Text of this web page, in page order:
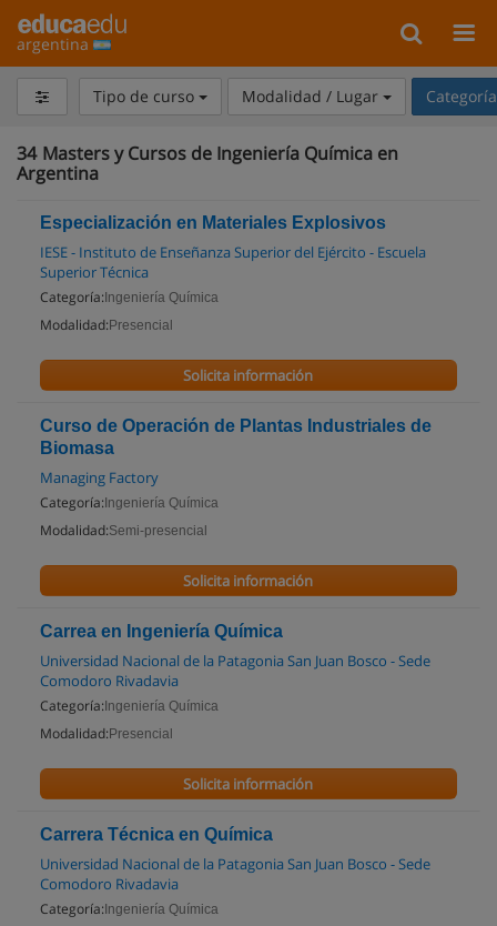
argentina
Tipo de curso Modalidad / Lugar
34 Masters y Cursos de Ingeniería Química en
Argentina
Especialización en Materiales Explosivos
IESE - Instituto de Enseñanza Superior del Ejército - Escuela
Superior Técnica
Categoría: Ingeniería Química
Modalidad: Presencial
Solicita información
Curso de Operación de Plantas Industriales de
Biomasa
Managing Factory
Categoría: Ingeniería Química
Modalidad:Semi-presencial
Solicita información
Carrea en Ingeniería Química
Universidad Nacional de la Patagonia San Juan Bosco - Sede
Comodoro Rivadavia
Categoría: Ingeniería Química
Modalidad: Presencial
Solicita información
Carrera Técnica en Química
Universidad Nacional de la Patagonia San Juan Bosco - Sede
Comodoro Rivadavia
Categoría: Ingeniería Química